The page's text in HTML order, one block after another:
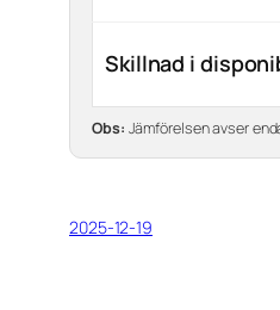
Skillnad i
Obs: Jämförelsen avser
2025-12-19